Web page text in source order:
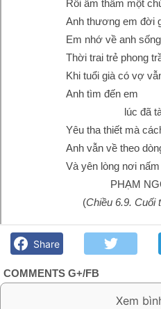
Rồi âm thầm một
Anh thương em đời
Em nhớ về anh
Thời trai trẻ phong
Khi tuổi già có vợ
Anh tìm đến em
lúc đã tàn úa
Yêu tha thiết mà
Anh vẫn về theo
Và yên lòng nơi
PHẠM
(Chiều 6.9. Cuối
kỷ niệm Phố núi và bạn bè.
Share
COMMENTS G+/FB